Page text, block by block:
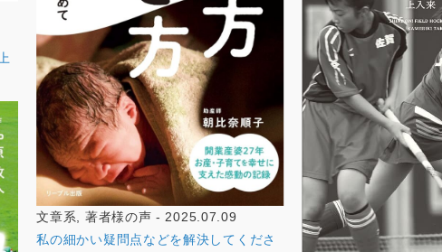
文章系, 著者様の声 - 2025.07.09
私の細かい疑問点などを解決してくださ